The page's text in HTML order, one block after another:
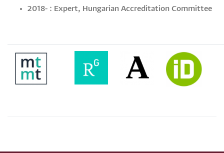
2018- : Expert, Hungarian Accreditation Committee